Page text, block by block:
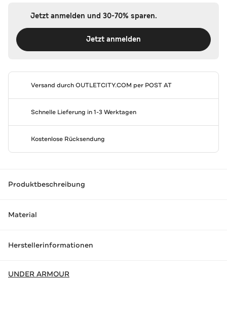
Jetzt anmelden und 30-70% sparen.
Jetzt anmelden
Versand durchOUTLETCITY.COM per POST AT
Schnelle Lieferung in 1-3 Werktagen
Kostenlose Rücksendung
Produktbeschreibung
Material
Herstellerinformationen
UNDER ARMOUR